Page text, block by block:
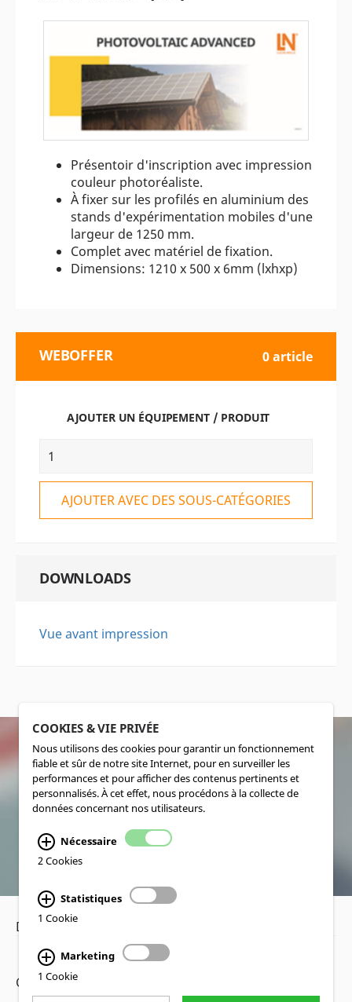
Présentoir d'inscription avec impression
couleur photoréaliste.
À fixer sur les profilés en aluminium des
stands d'expérimentation mobiles d'une
largeur de 1250 mm.
Complet avec matériel de fixation.
Dimensions: 1210 x 500 x 6mm (lxhxp)
WEBOFFER 0 article
AJOUTER UN ÉQUIPEMENT / PRODUIT
AJOUTER AVEC DES SOUS-CATÉGORIES
DOWNLOADS
Vue avant impression
SOCIALMEDIA
Déclaration de confidentialité
Copyright www.lucas-nuelle.fr
COOKIES & VIE PRIVÉE
Nous utilisons des cookies pour garantir un fonctionnement
fiable et sûr de notre site Internet, pour en surveiller les
performances et pour afficher des contenus pertinents et
personnalisés. À cet effet, nous procédons à la collecte de
données concernant nos utilisateurs.
Nécessaire
2 Cookies
Statistiques
1 Cookie
Marketing
1 Cookie